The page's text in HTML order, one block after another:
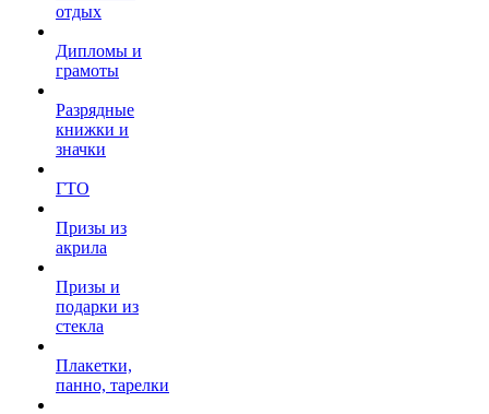
отдых
Дипломы и
грамоты
Разрядные
книжки и
значки
ГТО
Призы из
акрила
Призы и
подарки из
стекла
Плакетки,
панно, тарелки